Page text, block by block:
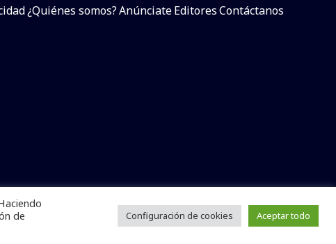
¿Quiénes somos?AnúnciateEditoresContáctanos
o parcial sin dar referencia a la fuente.
de
Configuración de cookies Aceptar todo